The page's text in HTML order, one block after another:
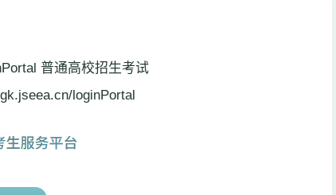
普通高校招生考试
loginPortal